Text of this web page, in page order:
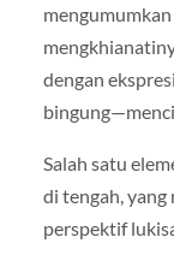
dengan
Salah satu
di tengah,
perspektif